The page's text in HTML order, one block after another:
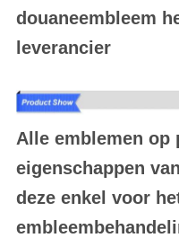
douaneembleem
leverancier
Alle emblemen op
eigenschappen
deze enkel voor